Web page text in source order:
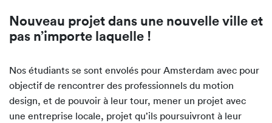
Nouveau projet dans une nouvelle ville et
pas n’importe laquelle !
Nos étudiants se sont envolés pour Amsterdam avec pour
objectif de rencontrer des professionnels du motion
design, et de pouvoir à leur tour, mener un projet avec
une entreprise locale, projet qu’ils poursuivront à leur